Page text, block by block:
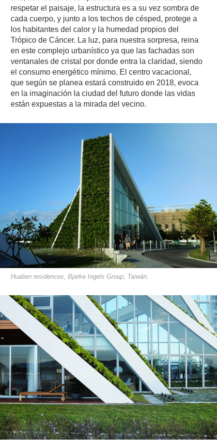
respetar el paisaje, la estructura es a su vez sombra de
cada cuerpo, y junto a los techos de césped, protege a
los habitantes del calor y la humedad propios del
Trópico de Cáncer. La luz, para nuestra sorpresa, reina
en este complejo urbanístico ya que las fachadas son
ventanales de cristal por donde entra la claridad, siendo
el consumo energético mínimo. El centro vacacional,
que según se planea estará construido en 2018, evoca
en la imaginación la ciudad del futuro donde las vidas
están expuestas a la mirada del vecino.
Hualien residences, Bjarke Ingels Group, Taiwán.